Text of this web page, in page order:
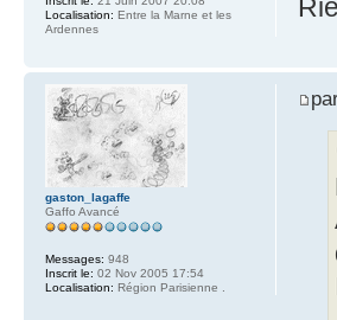
Localisation: Entre la Marne et les
Ardennes
gaston_lagaffe
Gaffo Avancé
Messages: 948
Inscrit le: 02 Nov 2005 17:54
Localisation: Région Parisienne .